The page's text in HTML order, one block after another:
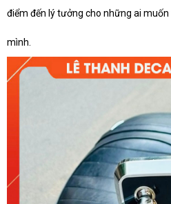
điểm đến lý tưởng cho những ai
mình.